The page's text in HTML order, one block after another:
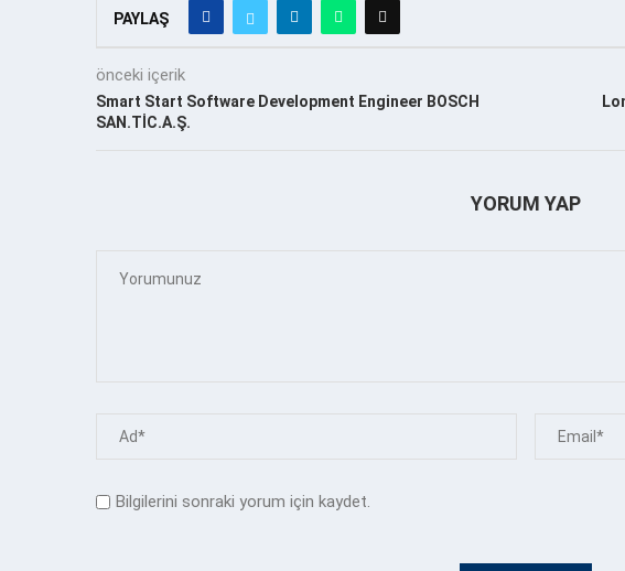
PAYLAŞ
önceki içerik
Smart Start Software Development Engineer BOSCH
SAN.TİC.A.Ş.
YORUM YAP
Bilgilerini sonraki yorum için kaydet.